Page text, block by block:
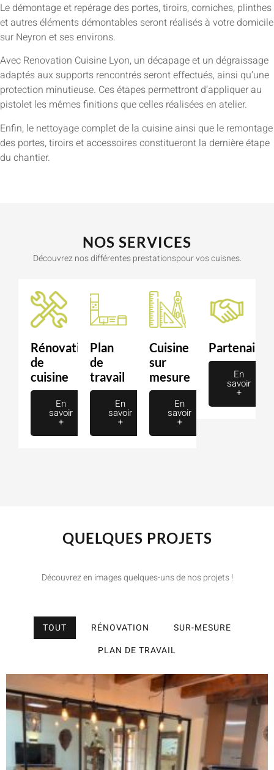
Le démontage et repérage des portes, tiroirs, corniches, plinthes
et autres éléments démontables seront réalisés à votre domicile
sur Neyron et ses environs.
Avec Renovation Cuisine Lyon, un décapage et un dégraissage
adaptés aux supports rencontrés seront effectués, ainsi qu’une
protection minutieuse. Ces étapes permettront d’appliquer au
pistolet les mêmes finitions que celles réalisées en atelier.
Enfin, le nettoyage complet de la cuisine ainsi que le remontage
des portes, tiroirs et accessoires constitueront la dernière étape
du chantier.
NOS SERVICES
Découvrez nos différentes prestationspour vos cuisnes.
Rénovation
de
cuisine
En
savoir
+
Plan
de
travail
En
savoir
+
Cuisine
sur
mesure
En
savoir
+
Partenaire
En
savoir
+
QUELQUES PROJETS
Découvrez en images quelques-uns de nos projets !
TOUT RÉNOVATION
SUR-MESURE
PLAN DE TRAVAIL